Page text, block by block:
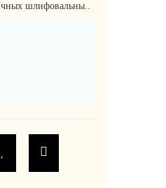
шлифовальны..